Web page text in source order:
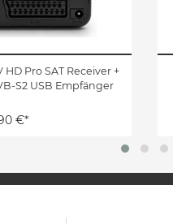
HD Pro SAT Receiver +
S2 USB Empfänger
€*